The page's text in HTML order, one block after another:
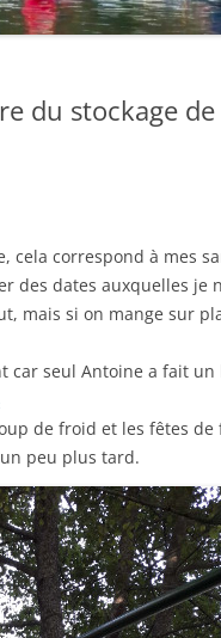
du stockage de
cela correspond à mes
des dates auxquelles je
mais si on mange sur
car seul Antoine a fait
de froid et les fêtes de
peu plus tard.